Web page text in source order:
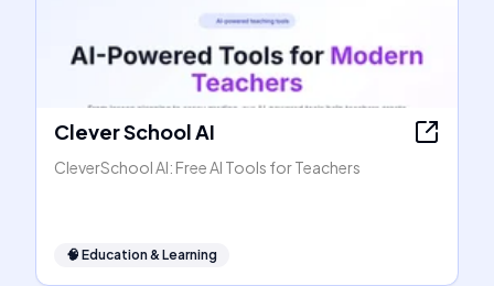
Clever School AI
CleverSchool AI: Free AI Tools for Teachers
🧠 Education & Learning